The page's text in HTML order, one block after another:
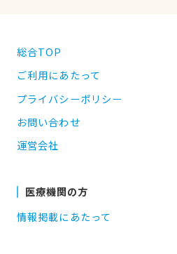
総合TOP
ご利用にあたって
プライバシーポリシー
お問い合わせ
運営会社
医療機関の方
情報掲載にあたって